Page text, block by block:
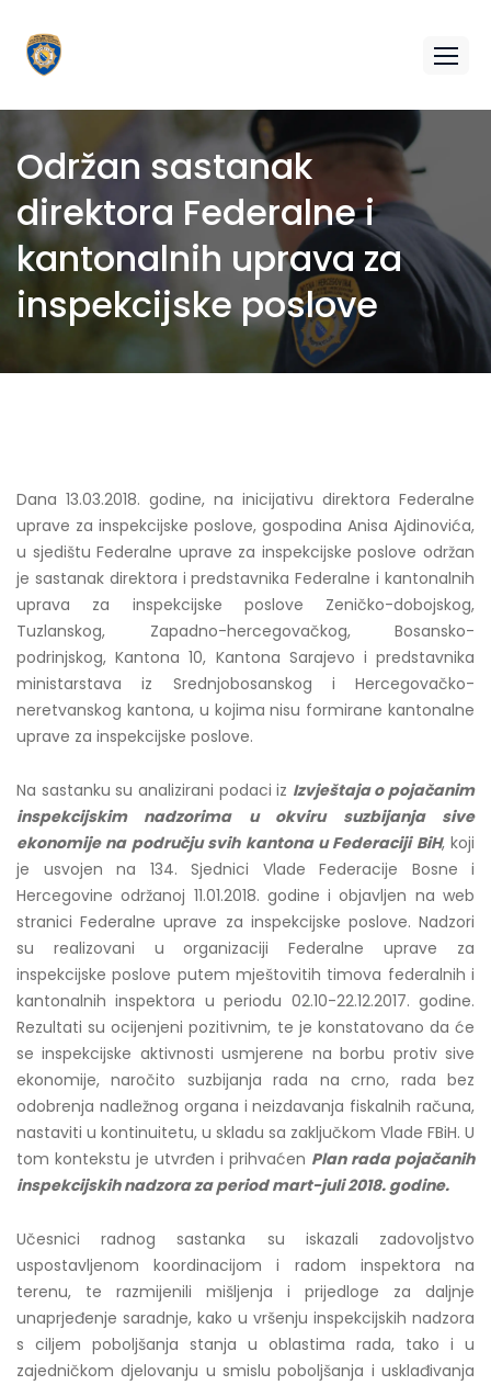
Održan sastanak
direktora Federalne i
kantonalnih uprava za
inspekcijske poslove
Dana 13.03.2018. godine, na inicijativu direktora Federalne
uprave za inspekcijske poslove, gospodina Anisa Ajdinovića,
u sjedištu Federalne uprave za inspekcijske poslove održan
je sastanak direktora i predstavnika Federalne i kantonalnih
uprava za inspekcijske poslove Zeničko-dobojskog,
Tuzlanskog, Zapadno-hercegovačkog, Bosansko-
podrinjskog, Kantona 10, Kantona Sarajevo i predstavnika
ministarstava iz Srednjobosanskog i Hercegovačko-
neretvanskog kantona, u kojima nisu formirane kantonalne
uprave za inspekcijske poslove.
Na sastanku su analizirani podaci iz Izvještaja o pojačanim
inspekcijskim nadzorima u okviru suzbijanja sive
ekonomije na području svih kantona u Federaciji BiH, koji
je usvojen na 134. Sjednici Vlade Federacije Bosne i
Hercegovine održanoj 11.01.2018. godine i objavljen na web
stranici Federalne uprave za inspekcijske poslove. Nadzori
su realizovani u organizaciji Federalne uprave za
inspekcijske poslove putem mještovitih timova federalnih i
kantonalnih inspektora u periodu 02.10-22.12.2017. godine.
Rezultati su ocijenjeni pozitivnim, te je konstatovano da će
se inspekcijske aktivnosti usmjerene na borbu protiv sive
ekonomije, naročito suzbijanja rada na crno, rada bez
odobrenja nadležnog organa i neizdavanja fiskalnih računa,
nastaviti u kontinuitetu, u skladu sa zaključkom Vlade FBiH. U
tom kontekstu je utvrđen i prihvaćen Plan rada pojačanih
inspekcijskih nadzora za period mart-juli 2018. godine.
Učesnici radnog sastanka su iskazali zadovoljstvo
uspostavljenom koordinacijom i radom inspektora na
terenu, te razmijenili mišljenja i prijedloge za daljnje
unaprjeđenje saradnje, kako u vršenju inspekcijskih nadzora
s ciljem poboljšanja stanja u oblastima rada, tako i u
zajedničkom djelovanju u smislu poboljšanja i usklađivanja